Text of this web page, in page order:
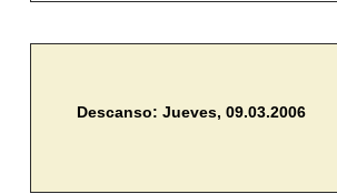
Descanso: Jueves, 09.03.2006